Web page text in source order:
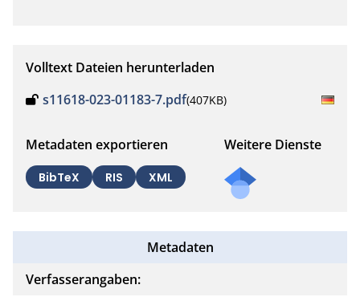
Volltext Dateien herunterladen
s11618-023-01183-7.pdf(407KB)
Metadaten exportieren
BibTeX RIS XML
Weitere Dienste
Metadaten
Verfasserangaben: